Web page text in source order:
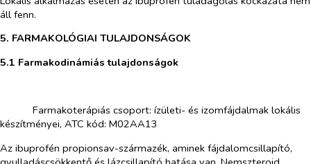
áll fenn.
5. FARMAKOLÓGIAI TULAJDONSÁGOK
5.1 Farmakodinámiás tulajdonságok
Farmakoterápiás csoport: ízületi- és izomfájdalmak lokális
készítményei, ATC kód: M02AA13
Az ibuprofén propionsav-származék, aminek fájdalomcsillapító,